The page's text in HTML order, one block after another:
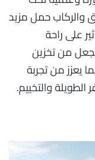
يتيح للسائق والركاب حمل مزيد
على راحة
من تخزين
يعزز من تجربة
والتخييم.